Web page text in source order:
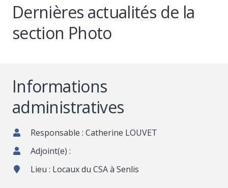
Dernières actualités de la
section Photo
Promenades à Verneuil
14 novembre 2018
Informations
administratives
Responsable : Catherine LOUVET
Adjoint(e) :
Lieu : Locaux du CSA à Senlis